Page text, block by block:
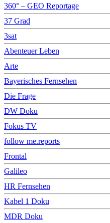
360° – GEO Reportage
37 Grad
3sat
Abenteuer Leben
Arte
Bayerisches Fernsehen
Die Frage
DW Doku
Fokus TV
follow me.reports
Frontal
Galileo
HR Fernsehen
Kabel 1 Doku
MDR Doku